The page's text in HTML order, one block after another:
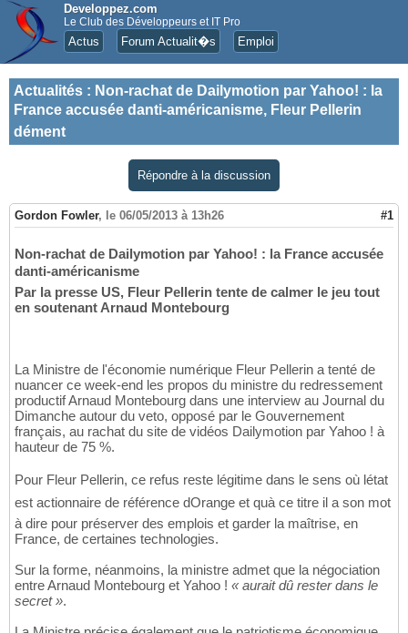
Developpez.com
Le Club des Développeurs et IT Pro
Actus Forum Actualit�s Emploi
Actualités : Non-rachat de Dailymotion par Yahoo! : la
France accusée danti-américanisme, Fleur Pellerin
dément
Répondre à la discussion
Gordon Fowler, le 06/05/2013 à 13h26 #1
Non-rachat de Dailymotion par Yahoo! : la France accusée
danti-américanisme
Par la presse US, Fleur Pellerin tente de calmer le jeu tout
en soutenant Arnaud Montebourg
La Ministre de l'économie numérique Fleur Pellerin a tenté de
nuancer ce week-end les propos du ministre du redressement
productif Arnaud Montebourg dans une interview au Journal du
Dimanche autour du veto, opposé par le Gouvernement
français, au rachat du site de vidéos Dailymotion par Yahoo ! à
hauteur de 75 %.
Pour Fleur Pellerin, ce refus reste légitime dans le sens où létat
est actionnaire de référence dOrange et quà ce titre il a son mot
à dire pour préserver des emplois et garder la maîtrise, en
France, de certaines technologies.
Sur la forme, néanmoins, la ministre admet que la négociation
entre Arnaud Montebourg et Yahoo ! « aurait dû rester dans le
secret ».